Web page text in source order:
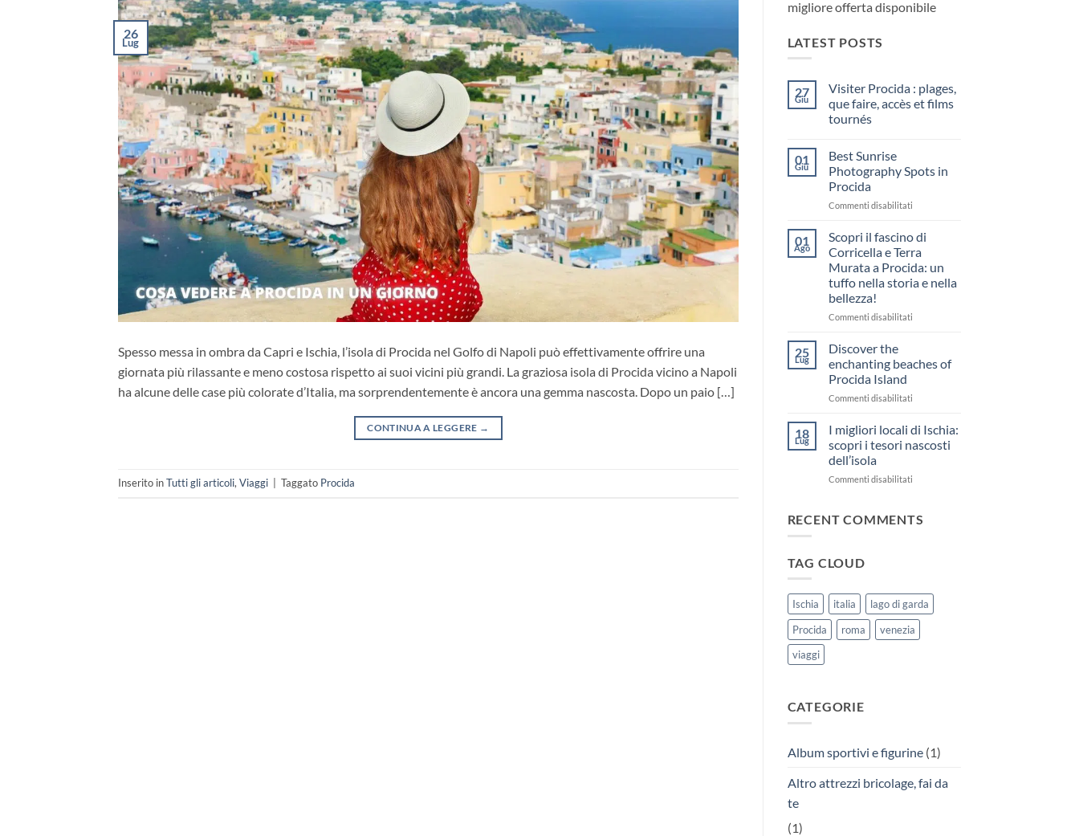
26
Lug
Spesso messa in ombra da Capri e Ischia, l’isola di Procida nel Golfo di Napoli può effettivamente offrire una
giornata più rilassante e meno costosa rispetto ai suoi vicini più grandi. La graziosa isola di Procida vicino a Napoli
ha alcune delle case più colorate d’Italia, ma sorprendentemente è ancora una gemma nascosta. Dopo un paio […]
CONTINUA A LEGGERE →
Inserito inTutti gli articoli,Viaggi Taggato Procida
migliore offerta disponibile
LATEST POSTS
27
Giu
Visiter Procida : plages,
que faire, accès et films
tournés
su
Visiter
Procida
que
et
films
tournés
01
Giu
Best Sunrise
Photography Spots in
Procida
Commenti disabilitatisu
Sunrise
Spots
in
Procida
01
Ago
Scopri il fascino di
Corricella e Terra
Murata a Procida: un
tuffo nella storia e nella
bellezza!
Commenti disabilitatisu
di
e
Murata
Procida:
tuffo
e
25
Lug
Discover the
enchanting beaches of
Procida Island
Commenti disabilitatisu
the
beaches
Procida
18
Lug
I migliori locali di Ischia:
scopri i tesori nascosti
dell’isola
Commenti disabilitatisu
locali
nascosti
dell’isola
RECENT COMMENTS
TAG CLOUD
Ischia italia
lago di garda
Procida
roma
venezia
viaggi
CATEGORIE
Album sportivi e figurine(1)
Altro attrezzi bricolage, fai da
te
(1)